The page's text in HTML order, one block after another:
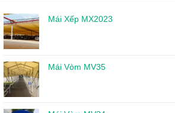
Mái Xếp MX2023
Mái Vòm MV35